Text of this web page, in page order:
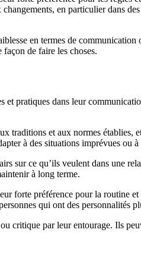
en particulier dans
en termes de
de faire les choses.
et pratiques dans leur
traditions et aux normes établies,
à des situations imprévues ou
sur ce qu’ils veulent dans une
à long terme.
forte préférence pour la routine
qui ont des personnalités
critique par leur entourage. Ils